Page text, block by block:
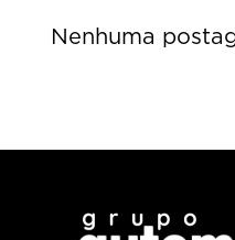
Nenhuma